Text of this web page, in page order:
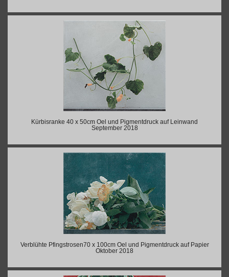
Kürbisranke 40 x 50cm Oel und Pigmentdruck auf Leinwand
September 2018
Verblühte Pfingstrosen70 x 100cm Oel und Pigmentdruck auf Papier
Oktober 2018